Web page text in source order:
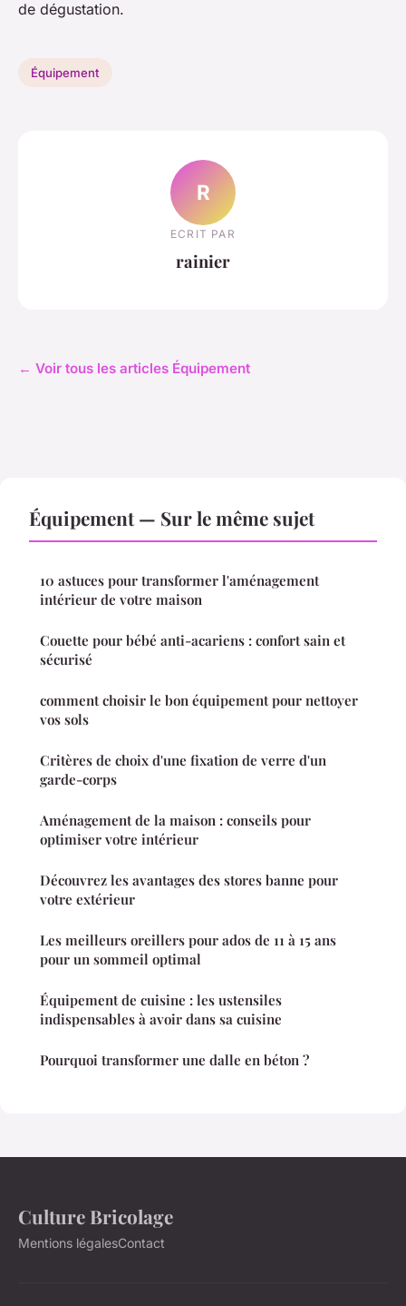
de dégustation.
Équipement
R
ECRIT PAR
rainier
← Voir tous les articles Équipement
Équipement — Sur le même sujet
10 astuces pour transformer l'aménagement
intérieur de votre maison
Couette pour bébé anti-acariens : confort sain et
sécurisé
comment choisir le bon équipement pour nettoyer
vos sols
Critères de choix d'une fixation de verre d'un
garde-corps
Aménagement de la maison : conseils pour
optimiser votre intérieur
Découvrez les avantages des stores banne pour
votre extérieur
Les meilleurs oreillers pour ados de 11 à 15 ans
pour un sommeil optimal
Équipement de cuisine : les ustensiles
indispensables à avoir dans sa cuisine
Pourquoi transformer une dalle en béton ?
Culture Bricolage
Mentions légalesContact